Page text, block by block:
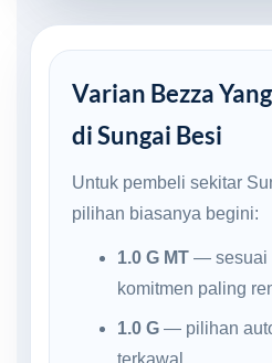
Varian Bezza
di Sungai Besi
Untuk pembeli sekitar
pilihan biasanya begini:
1.0 G MT— sesuai
komitmen paling
1.0 G— pilihan
terkawal